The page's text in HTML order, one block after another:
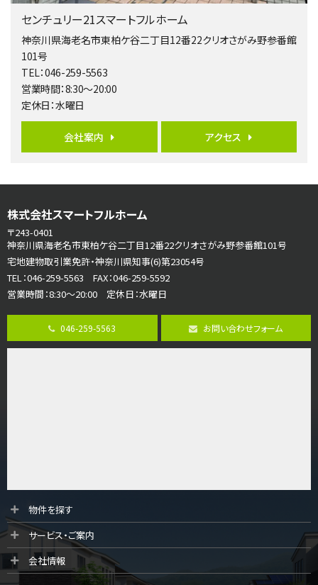
3,680万円
バ19分・ 歩8分
開放感があり日当たり良好な南西・北西角地区画。 …
第6位
4ＳＬＤＫ
海老名駅
さがみ野駅
歩17分
ご家族が集まるLDKは１７．５帖とゆとりある広さ…
第8位
3,990万円
4ＬＤＫ
古淵駅
第10位
4,190万円
桜ヶ丘駅
LDK約20帖とゆとりある広さ！WIC、SICの…
センチュリー21スマートフルホーム
神奈川県海老名市東柏ケ谷二丁目12番22クリオさがみ野参番館
101号
TEL：046-259-5563
営業時間：8:30～20:00
定休日：水曜日
会社案内 アクセス
株式会社スマートフルホーム
〒243-0401
神奈川県海老名市東柏ケ谷二丁目12番22クリオさがみ野参番館101号
宅地建物取引業免許・神奈川県知事(6)第23054号
TEL：046-259-5563 FAX：046-259-5592
営業時間：8:30～20:00 定休日：水曜日
046-259-5563 お問い合わせフォーム
物件を探す
サービス・ご案内
会社情報